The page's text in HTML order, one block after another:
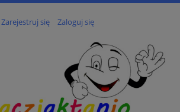
Zarejestruj się Zaloguj się